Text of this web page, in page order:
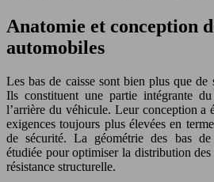
Anatomie et conception
automobiles
Les bas de caisse sont bien plus que de
Ils constituent une partie intégrante
l’arrière du véhicule. Leur conception a
exigences toujours plus élevées en
de sécurité. La géométrie des bas de
étudiée pour optimiser la distribution
résistance structurelle.